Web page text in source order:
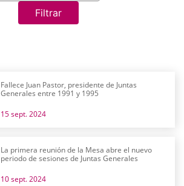
Filtrar
Fallece Juan Pastor, presidente de Juntas
Generales entre 1991 y 1995
15 sept. 2024
La primera reunión de la Mesa abre el nuevo
periodo de sesiones de Juntas Generales
10 sept. 2024